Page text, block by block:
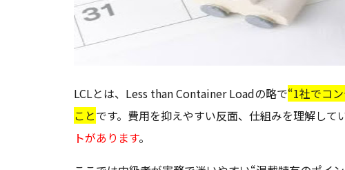
LCLとは、Less than Container Loadの略で“1社でコ
ことです。費用を抑えやすい反面、仕組みを理解して
トがあります。